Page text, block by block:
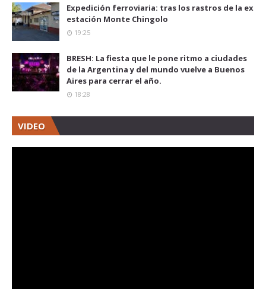
Expedición ferroviaria: tras los rastros de la ex
estación Monte Chingolo
19:25
BRESH: La fiesta que le pone ritmo a ciudades
de la Argentina y del mundo vuelve a Buenos
Aires para cerrar el año.
18:28
VIDEO